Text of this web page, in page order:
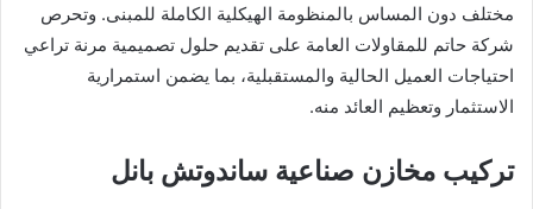
مختلف دون المساس بالمنظومة الهيكلية الكاملة للمبنى. وتحرص
شركة حاتم للمقاولات العامة على تقديم حلول تصميمية مرنة تراعي
احتياجات العميل الحالية والمستقبلية، بما يضمن استمرارية
الاستثمار وتعظيم العائد منه.
تركيب مخازن صناعية ساندوتش بانل